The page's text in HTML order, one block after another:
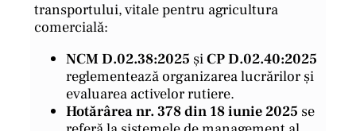
transportului, vitale pentru agricultura
comercială:
NCM D.02.38:2025 șiCP D.02.40:2025
reglementează organizarea lucrărilor și
evaluarea activelor rutiere.
Hotărârea nr. 378 din 18 iunie 2025 se